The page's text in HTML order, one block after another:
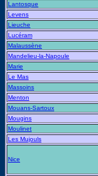
Lantosque
Levens
Lieuche
Lucéram
Malaussène
Mandelieu-la-Napoule
Marie
Le Mas
Massoins
Menton
Mouans-Sartoux
Mougins
Moulinet
Les Mujouls
Nice